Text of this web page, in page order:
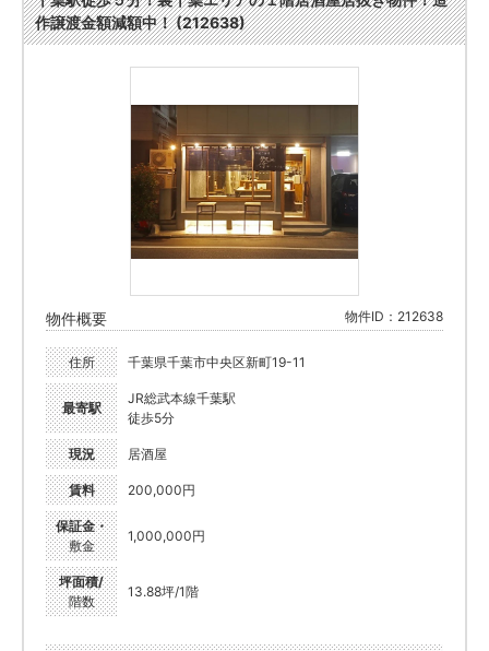
作譲渡金額減額中！ (212638)
物件概要 物件ID：212638
住所 千葉県千葉市中央区新町19-11
最寄駅
JR総武本線千葉駅
徒歩5分
現況 居酒屋
賃料 200,000円
保証金・
敷金
1,000,000円
坪面積/
階数
13.88坪/1階